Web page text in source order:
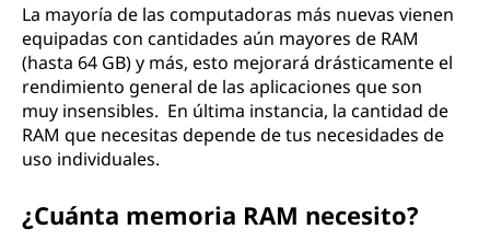
La mayoría de las computadoras más nuevas vienen
equipadas con cantidades aún mayores de RAM
(hasta 64 GB) y más, esto mejorará drásticamente el
rendimiento general de las aplicaciones que son
muy insensibles. En última instancia, la cantidad de
RAM que necesitas depende de tus necesidades de
uso individuales.
¿Cuánta memoria RAM necesito?